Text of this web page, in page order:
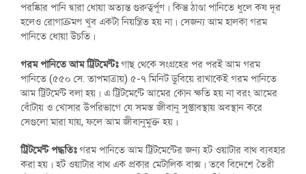
পরষ্কিার পানি দ্বারা ধোয়া অত্যন্ত গুরুত্বর্পূণ। কিন্তু ঠাণ্ডা পানিতে ধুলে কষ দূর
হলেও রোগাক্রমণ খুব একটা নিয়ন্ত্রিত হয় না। সেজন্য আম হালকা গরম
পানিতে ধোয়া উচতি।
গরম পানিতে আম ট্রিটমেন্টঃগাছ থেকে সংগ্রহের পর পরই আম গরম
পানিতে (৫৫০ সে. তাপমাত্রায়) ৫-৭ মিনিট ডুবিয়ে রাখাকেই গরম পানিতে
আম ট্রিটমেন্ট বলা হয়। এ ট্রিটমেন্টে আমের কোন ক্ষতি হয় না বরং আমের
বোঁটায় ও খোসার উপরিভাগে যে সমস্ত জীবানু সুপ্তাবস্থায় অবস্থান করে
সেগুলো মারা যায়, ফলে আম জীবানুমুক্ত হয়।
ট্রিটমেন্ট পদ্ধতিঃগরম পানিতে আম ট্রিটমেন্টের জন্য হট ওয়াটার বাথ ব্যবহার
করা হয়। হট ওয়াটার বাথ এক প্রকার মেটালিক বাক্স। তবে বিদেশে তৈরী